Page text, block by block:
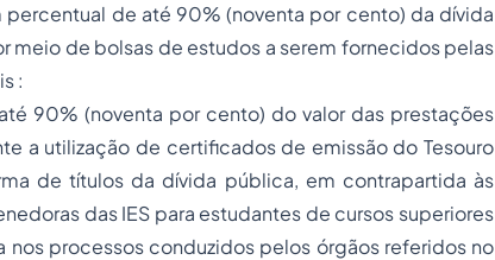
de até 90% (noventa por cento) da dívida
meio de bolsas de estudos a serem fornecidos pelas
:
90% (noventa por cento) do valor das prestações
a utilização de certificados de emissão do Tesouro
de títulos da dívida pública, em contrapartida às
das IES para estudantes de cursos superiores
processos conduzidos pelos órgãos referidos no